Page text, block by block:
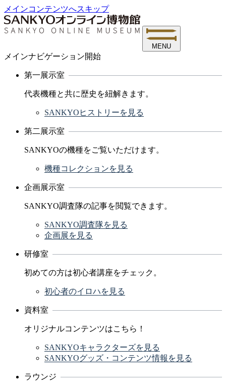
メインコンテンツへスキップ
MENU
メインナビゲーション開始
第一展示室
代表機種と共に歴史を紐解きます。
SANKYOヒストリーを見る
第二展示室
SANKYOの機種をご覧いただけます。
機種コレクションを見る
企画展示室
SANKYO調査隊の記事を閲覧できます。
SANKYO調査隊を見る
企画展を見る
研修室
初めての方は初心者講座をチェック。
初心者のイロハを見る
資料室
オリジナルコンテンツはこちら！
SANKYOキャラクターズを見る
SANKYOグッズ・コンテンツ情報を見る
ラウンジ